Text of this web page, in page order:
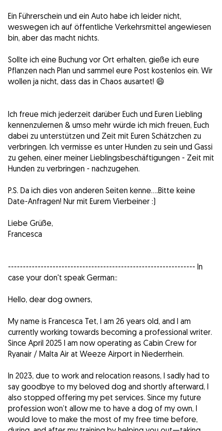
Ein Führerschein und ein Auto habe ich leider nicht,
weswegen ich auf öffentliche Verkehrsmittel angewiesen
bin, aber das macht nichts.
Sollte ich eine Buchung vor Ort erhalten, gieße ich eure
Pflanzen nach Plan und sammel eure Post kostenlos ein. Wir
wollen ja nicht, dass das in Chaos ausartet! 😄
Ich freue mich jederzeit darüber Euch und Euren Liebling
kennenzulernen & umso mehr würde ich mich freuen, Euch
dabei zu unterstützen und Zeit mit Euren Schätzchen zu
verbringen. Ich vermisse es unter Hunden zu sein und Gassi
zu gehen, einer meiner Lieblingsbeschäftigungen - Zeit mit
Hunden zu verbringen - nachzugehen.
P.S. Da ich dies von anderen Seiten kenne....Bitte keine
Date-Anfragen! Nur mit Eurem Vierbeiner :)
Liebe Grüße,
Francesca
--------------------------------------------------------------- In
case your don't speak German::
Hello, dear dog owners,
My name is Francesca Tet, I am 26 years old, and I am
currently working towards becoming a professional writer.
Since April 2025 I am now operating as Cabin Crew for
Ryanair / Malta Air at Weeze Airport in Niederrhein.
In 2023, due to work and relocation reasons, I sadly had to
say goodbye to my beloved dog and shortly afterward, I
also stopped offering my pet services. Since my future
profession won’t allow me to have a dog of my own, I
would love to make the most of my free time before,